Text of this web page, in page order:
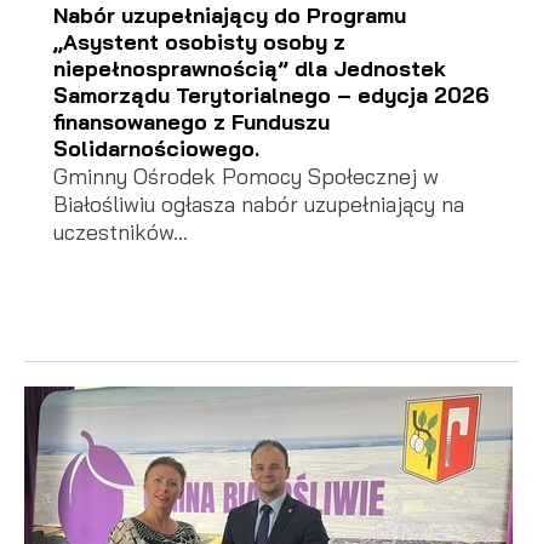
Nabór uzupełniający do Programu
„Asystent osobisty osoby z
niepełnosprawnością” dla Jednostek
Samorządu Terytorialnego – edycja 2026
finansowanego z Funduszu
Solidarnościowego.
Gminny Ośrodek Pomocy Społecznej w
Białośliwiu ogłasza nabór uzupełniający na
uczestników...